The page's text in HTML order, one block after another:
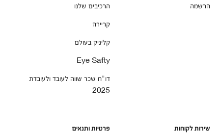
הרשמה
הרכיבים שלנו
קריירה
קליניק בעולם
Eye Safty
דו"ח שכר שווה לעובד ולעובדת
2025
שירות לקוחות פרטיות ותנאים